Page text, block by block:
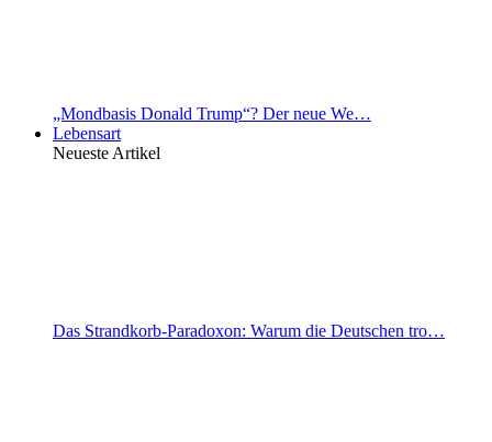
„Mondbasis Donald Trump“? Der neue We…
Lebensart
Neueste Artikel
Das Strandkorb-Paradoxon: Warum die Deutschen tro…